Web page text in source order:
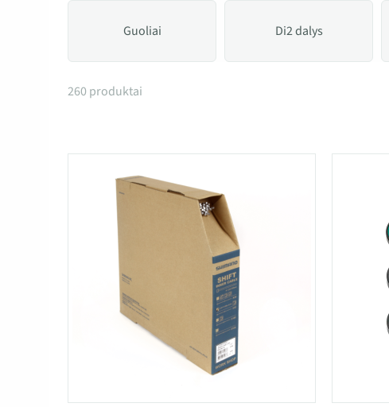
Guoliai Di2 dalys
Produktai kategorijoje Smulkios
260 produktai